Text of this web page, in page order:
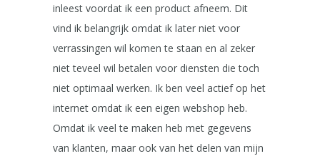
inleest voordat ik een product afneem. Dit
vind ik belangrijk omdat ik later niet voor
verrassingen wil komen te staan en al zeker
niet teveel wil betalen voor diensten die toch
niet optimaal werken. Ik ben veel actief op het
internet omdat ik een eigen webshop heb.
Omdat ik veel te maken heb met gegevens
van klanten, maar ook van het delen van mijn